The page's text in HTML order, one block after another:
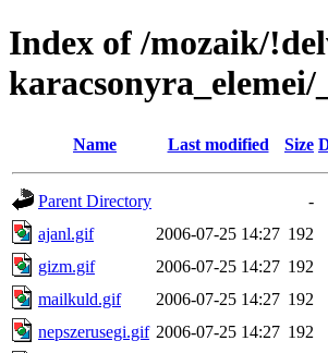
Index of /mozaik/
Name Last modified Size
Parent Directory
-
ajanl.gif
2006-07-25 14:27 192
gizm.gif
2006-07-25 14:27 192
mailkuld.gif
2006-07-25 14:27 192
nepszerusegi.gif 2006-07-25 14:27 192